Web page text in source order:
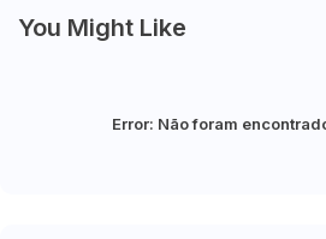
You Might Like
Error: Não foram